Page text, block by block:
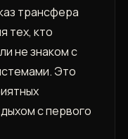
трансфера
тех‚ кто
не знаком с
Это
с первого